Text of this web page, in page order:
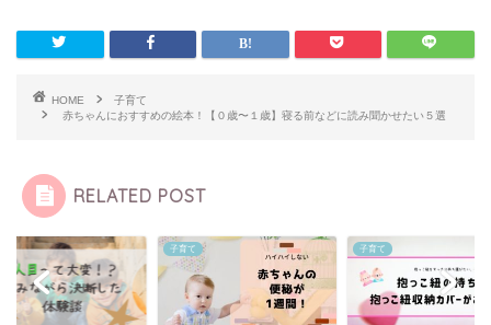
HOME
子育て
赤ちゃんにおすすめの絵本！【０歳〜１歳】寝る前などに読み聞かせたい５選
RELATED POST
子育て 子育て